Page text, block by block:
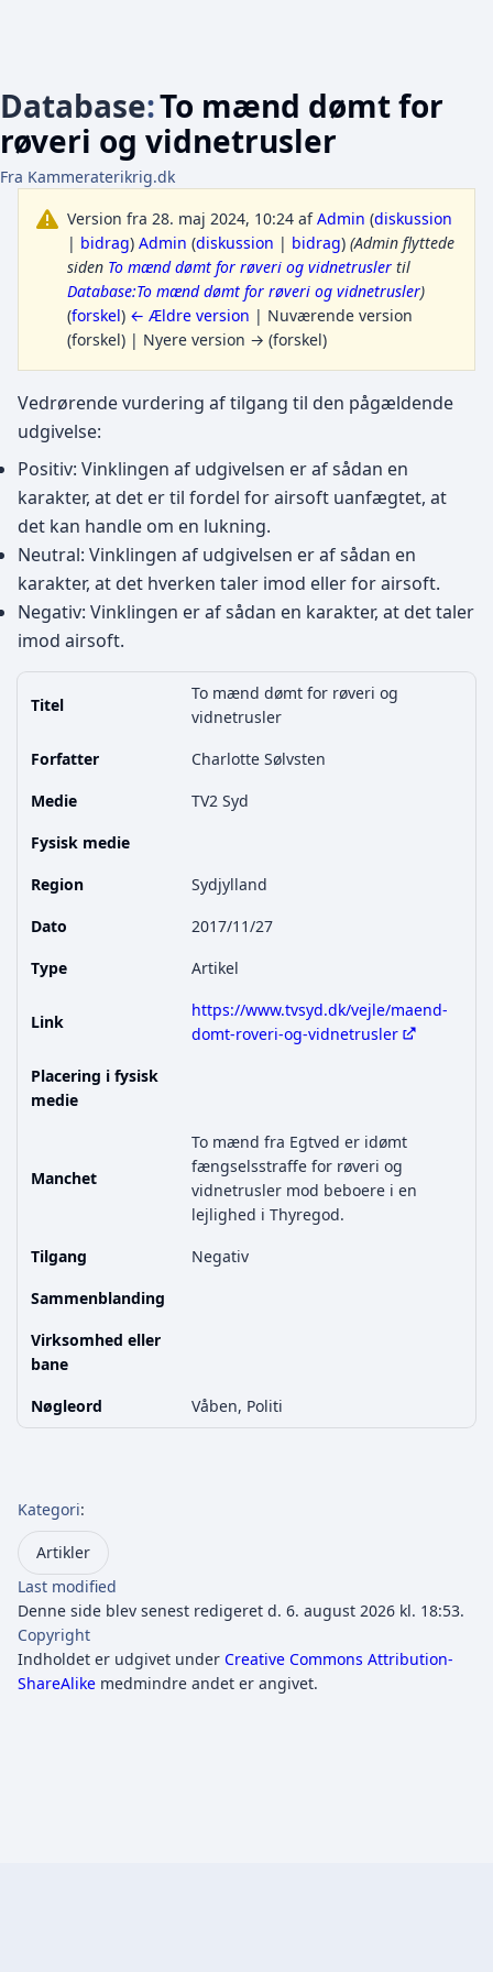
Database:To mænd dømt for
røveri og vidnetrusler
Fra Kammeraterikrig.dk
Version fra 28. maj 2024, 10:24 afAdmin (diskussion
| bidrag) Admin (diskussion | bidrag) (Admin flyttede
siden To mænd dømt for røveri og vidnetrusler til
Database:To mænd dømt for røveri og vidnetrusler)
(forskel) ← Ældre version | Nuværende version
(forskel) | Nyere version → (forskel)
Vedrørende vurdering af tilgang til den pågældende
udgivelse:
Positiv: Vinklingen af udgivelsen er af sådan en
karakter, at det er til fordel for airsoft uanfægtet, at
det kan handle om en lukning.
Neutral: Vinklingen af udgivelsen er af sådan en
karakter, at det hverken taler imod eller for airsoft.
Negativ: Vinklingen er af sådan en karakter, at det taler
imod airsoft.
Titel
To mænd dømt for røveri og
vidnetrusler
Forfatter
Charlotte Sølvsten
Medie
TV2 Syd
Fysisk medie
Region
Sydjylland
Dato
2017/11/27
Type
Artikel
Link
https://www.tvsyd.dk/vejle/maend-
domt-roveri-og-vidnetrusler
Placering i fysisk
medie
Manchet
To mænd fra Egtved er idømt
fængselsstraffe for røveri og
vidnetrusler mod beboere i en
lejlighed i Thyregod.
Tilgang
Negativ
Sammenblanding
Virksomhed eller
bane
Nøgleord
Våben, Politi
Kategori:
Artikler
Last modified
Denne side blev senest redigeret d. 6. august 2026 kl. 18:53.
Copyright
Indholdet er udgivet under Creative Commons Attribution-
ShareAlike medmindre andet er angivet.